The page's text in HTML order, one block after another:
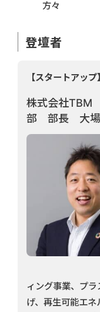
方々
登壇者
【スタートアップ】
株式会社TBM
部 部長 大
ィング事業、プ
げ、再生可能エ